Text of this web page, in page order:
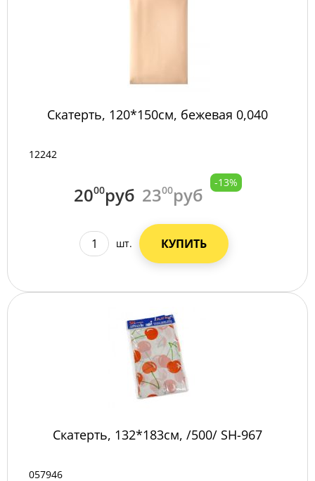
Скатерть, 120*150см, бежевая 0,040
12242
2000руб 2300руб
-13%
шт. КУПИТЬ
Скатерть, 132*183см, /500/ SН-967
057946